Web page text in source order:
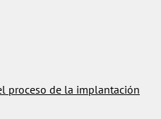
proceso de la implantación